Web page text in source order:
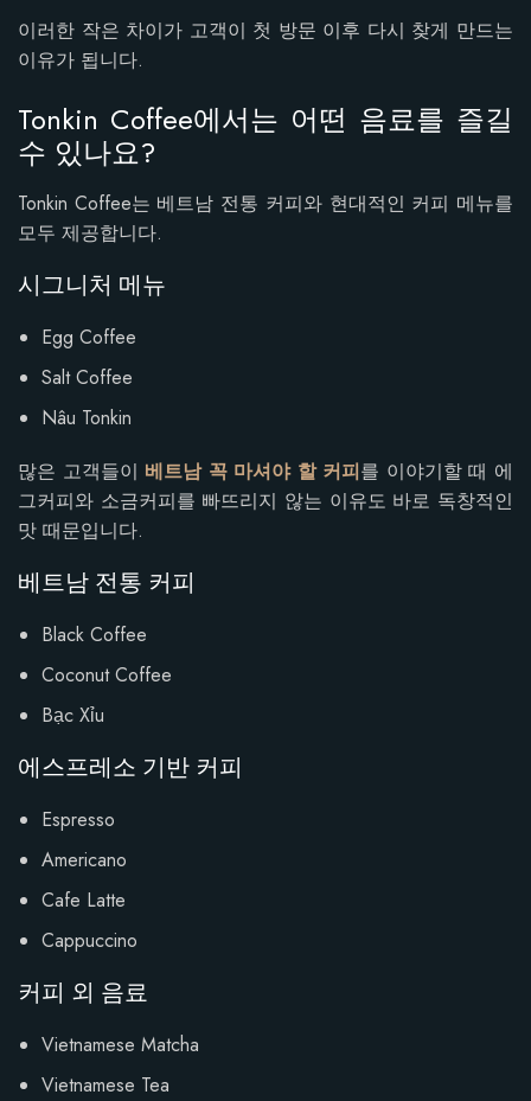
이러한 작은 차이가 고객이 첫 방문 이후 다시 찾게 만드는
이유가 됩니다.
Tonkin Coffee에서는 어떤 음료를 즐길
수 있나요?
Tonkin Coffee는 베트남 전통 커피와 현대적인 커피 메뉴를
모두 제공합니다.
시그니처 메뉴
Egg Coffee
Salt Coffee
Nâu Tonkin
많은 고객들이 베트남 꼭 마셔야 할 커피를 이야기할 때 에
그커피와 소금커피를 빠뜨리지 않는 이유도 바로 독창적인
맛 때문입니다.
베트남 전통 커피
Black Coffee
Coconut Coffee
Bạc Xỉu
에스프레소 기반 커피
Espresso
Americano
Cafe Latte
Cappuccino
커피 외 음료
Vietnamese Matcha
Vietnamese Tea